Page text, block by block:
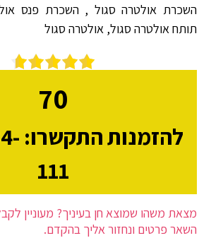
השכרת אולטרה סגול , השכרת פנס
תותח אולטרה סגול, אולטרה סגול
70
111
מצאת משהו שמוצא חן בעיניך? מעוניין
השאר פרטים ונחזור אליך בהקדם.